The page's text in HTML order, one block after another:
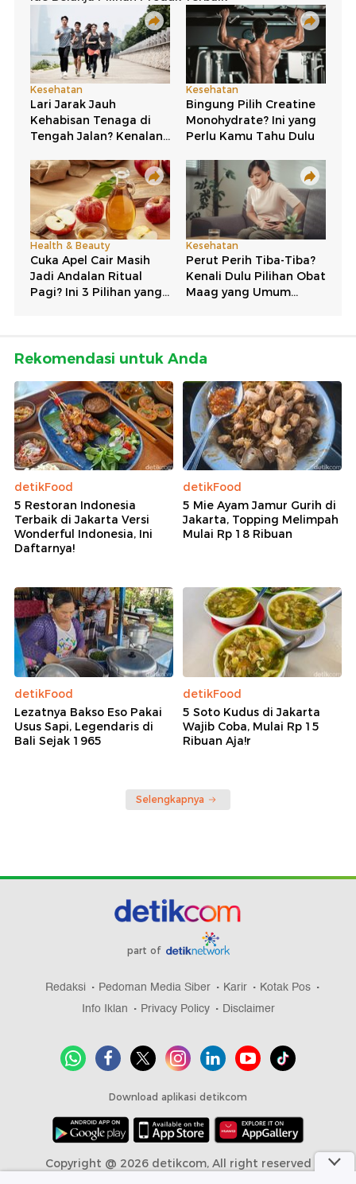
Rekomendasi untuk Anda
detikFood
5 Restoran Indonesia
Terbaik di Jakarta Versi
Wonderful Indonesia, Ini
Daftarnya!
detikFood
5 Mie Ayam Jamur Gurih di
Jakarta, Topping Melimpah
Mulai Rp 18 Ribuan
detikFood
Lezatnya Bakso Eso Pakai
Usus Sapi, Legendaris di
Bali Sejak 1965
detikFood
5 Soto Kudus di Jakarta
Wajib Coba, Mulai Rp 15
Ribuan Aja!r
Selengkapnya
part of
Redaksi Pedoman Media Siber Karir
Kotak Pos
Info Iklan
Privacy Policy Disclaimer
Download aplikasi detikcom
Copyright @ 2026 detikcom, All right reserved